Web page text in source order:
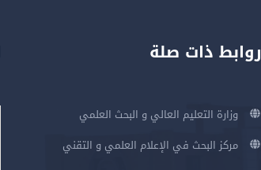
روابط ذات صلة
وزارة التعليم العالي و البحث العلمي
مركز البحث في الإعلام العلمي و التقني